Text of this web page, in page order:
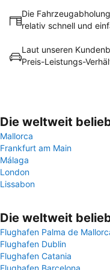
Die
relativ schnell und
Laut unseren
Preis-Leistungs-
Die weltweit
Mallorca
Frankfurt am Main
Málaga
London
Lissabon
Die weltweit
Flughafen Palma de
Flughafen Dublin
Flughafen Catania
Flughafen Barcelona